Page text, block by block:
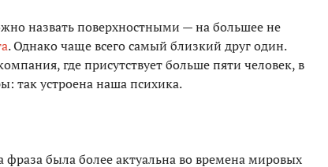
назвать поверхностными — на большее не
. Однако чаще всего самый близкий друг один.
где присутствует больше пяти человек, в
так устроена наша психика.
фраза была более актуальна во времена мировых